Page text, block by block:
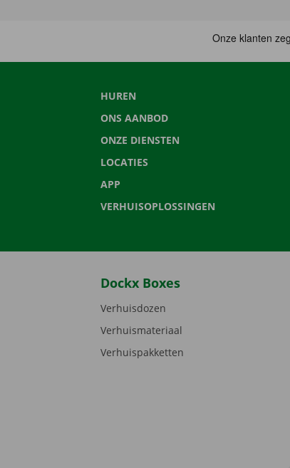
HUREN
ONS AANBOD
ONZE DIENSTEN
LOCATIES
APP
VERHUISOPLOSSINGEN
Dockx Boxes
Verhuisdozen
Verhuismateriaal
Verhuispakketten